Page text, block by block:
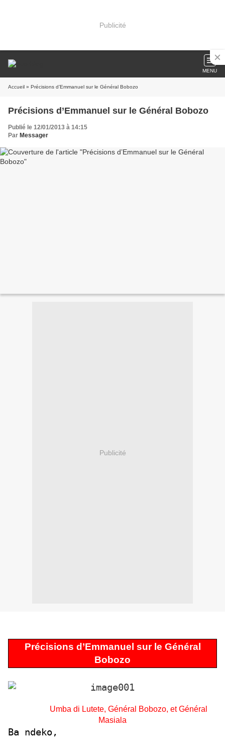
Publicité
MENU
Accueil » Précisions d’Emmanuel sur le Général Bobozo
Précisions d’Emmanuel sur le Général Bobozo
Publié le 12/01/2013 à 14:15
Par Messager
Publicité
Précisions d’Emmanuel sur le Général
Bobozo
Umba di Lutete, Général Bobozo, et Général
Masiala
Ba ndeko,